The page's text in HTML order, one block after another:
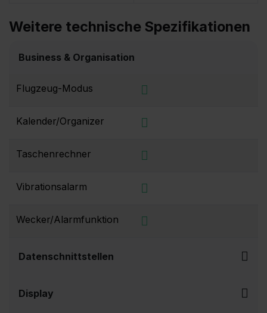
Weitere technische Spezifikationen
Business & Organisation
Flugzeug-Modus
Kalender/Organizer
Taschenrechner
Vibrationsalarm
Wecker/Alarmfunktion
Datenschnittstellen
Display